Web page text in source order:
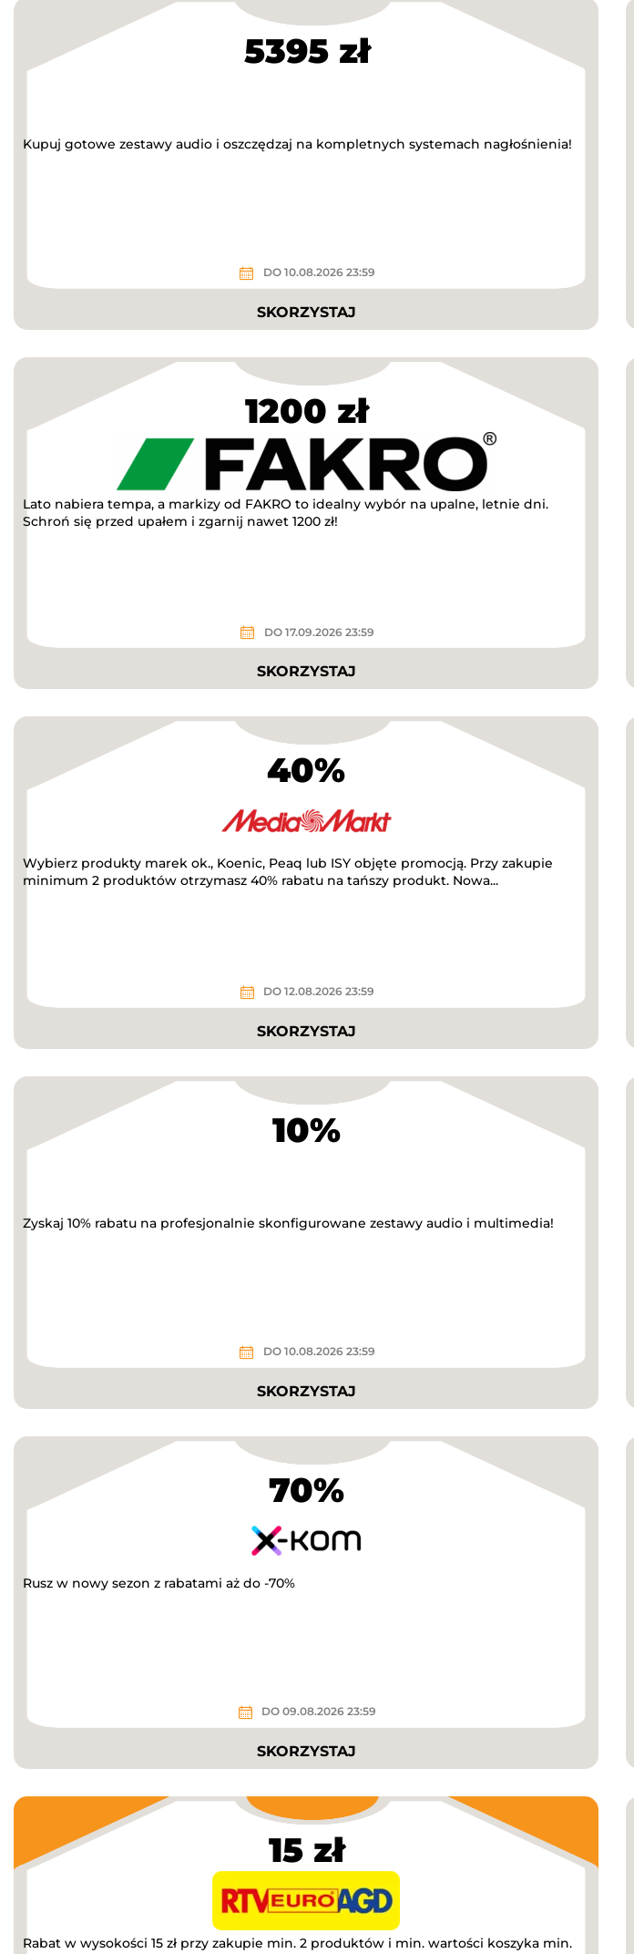
5395 zł
Kupuj gotowe zestawy audio i oszczędzaj na kompletnych systemach nagłośnienia!
DO 10.08.2026 23:59
SKORZYSTAJ
1200 zł
Lato nabiera tempa, a markizy od FAKRO to idealny wybór na upalne, letnie dni.
Schroń się przed upałem i zgarnij nawet 1200 zł!
DO 17.09.2026 23:59
SKORZYSTAJ
40%
Wybierz produkty marek ok., Koenic, Peaq lub ISY objęte promocją. Przy zakupie
minimum 2 produktów otrzymasz 40% rabatu na tańszy produkt. Nowa...
DO 12.08.2026 23:59
SKORZYSTAJ
10%
Zyskaj 10% rabatu na profesjonalnie skonfigurowane zestawy audio i multimedia!
DO 10.08.2026 23:59
SKORZYSTAJ
70%
Rusz w nowy sezon z rabatami aż do -70%
DO 09.08.2026 23:59
SKORZYSTAJ
15 zł
Rabat w wysokości 15 zł przy zakupie min. 2 produktów i min. wartości koszyka min.